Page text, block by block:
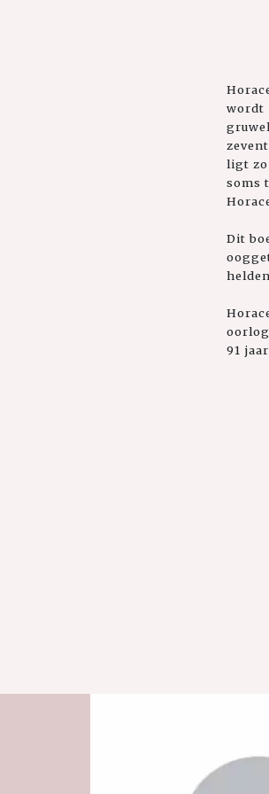
wordt
ligt zo
soms
Dit
91